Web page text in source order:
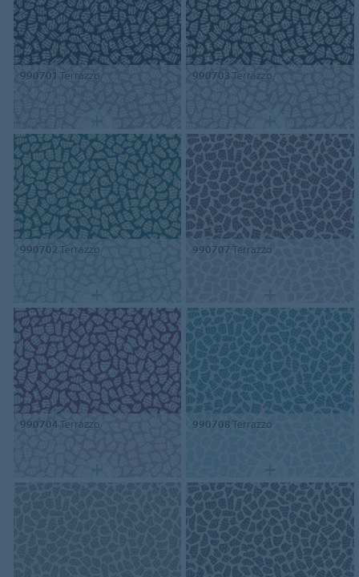
990701 Terrazzo 990703 Terrazzo
990702Terrazzo 990707Terrazzo
990704Terrazzo 990708Terrazzo